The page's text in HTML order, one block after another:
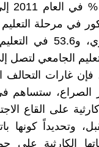
مرحلة التعليم
الجامعي لتصل إلى
غارات التحالف
الصراع، ستساهم
على القاع
وتحديداً كونها
الكارثية